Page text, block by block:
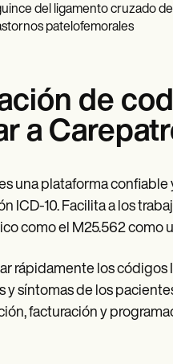
del ligamento cruzado
patelofemorales
de
a
una plataforma
ICD-10. Facilita a los
como el M25.562 como
rápidamente los códigos
y síntomas de los
facturación y